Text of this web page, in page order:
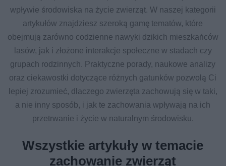
wpływie środowiska na życie zwierząt. W naszej kategorii
artykułów znajdziesz szeroką gamę tematów, które
obejmują zarówno codzienne nawyki dzikich mieszkańców
lasów, jak i złożone interakcje społeczne w stadach czy
grupach rodzinnych. Praktyczne porady, naukowe analizy
oraz ciekawostki dotyczące różnych gatunków pozwolą Ci
lepiej zrozumieć, dlaczego zwierzęta zachowują się w taki,
a nie inny sposób, i jak te zachowania wpływają na ich
przetrwanie i życie w naturalnym środowisku.
Wszystkie artykuły w temacie
zachowanie zwierząt